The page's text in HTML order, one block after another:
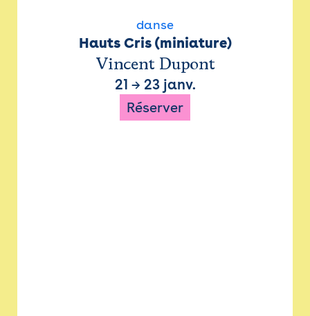
danse
Hauts Cris (miniature)
Vincent Dupont
21 → 23 janv.
Réserver